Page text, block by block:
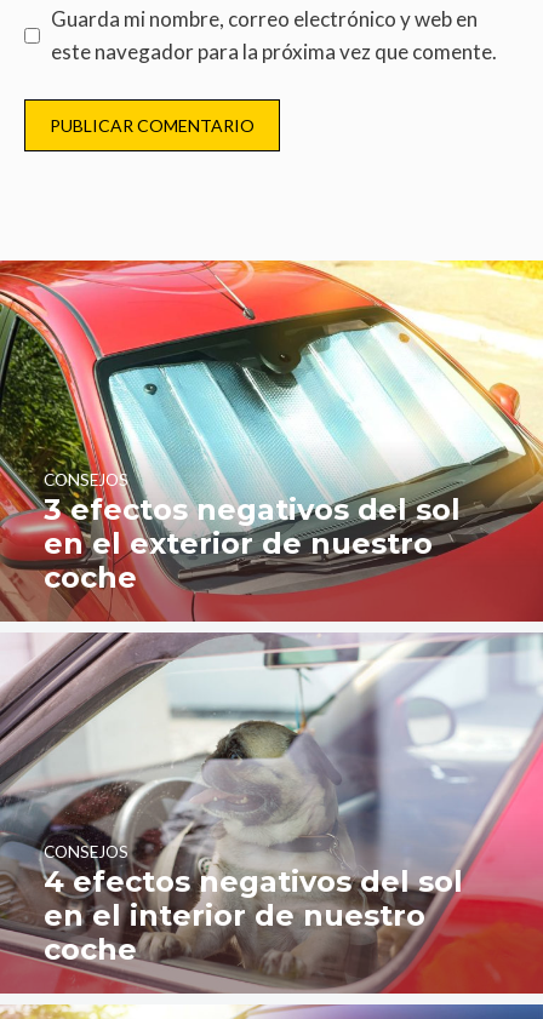
Guarda mi nombre, correo electrónico y web en
este navegador para la próxima vez que comente.
3 efectos negativos del sol
en el exterior de nuestro
coche
CONSEJOS
4 efectos negativos del sol
en el interior de nuestro
coche
CONSEJOS